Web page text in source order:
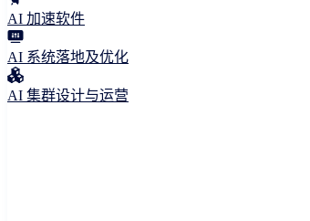
AI 加速软件
AI 系统落地及优化
AI 集群设计与运营